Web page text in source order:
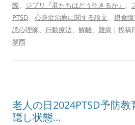
際、 ジブリ『君たちはどう生きるか』 、
PTSD、 心身症治療に関する論文、 摂食
認心理師、 行動療法、 解離、 難病 | 投稿
翠雨
老人の日2024PTSD予防
隠し状態…